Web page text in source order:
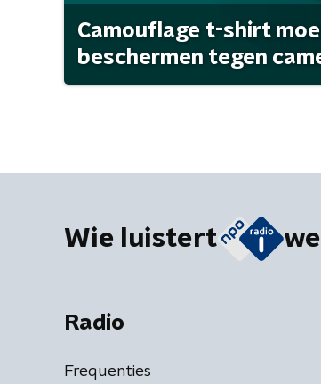
Camouflage t-shirt
beschermen tegen
Wie luistert
Radio
Frequenties